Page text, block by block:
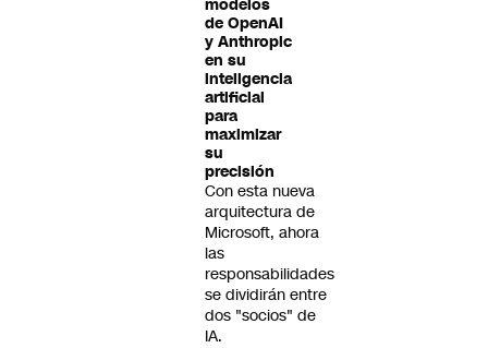
modelos
de OpenAI
y Anthropic
en su
inteligencia
artificial
para
maximizar
su
precisión
Con esta nueva
arquitectura de
Microsoft, ahora
las
responsabilidades
se dividirán entre
dos "socios" de
IA.